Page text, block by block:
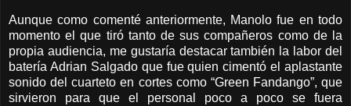
Aunque como comenté anteriormente, Manolo fue en todo
momento el que tiró tanto de sus compañeros como de la
propia audiencia, me gustaría destacar también la labor del
batería Adrian Salgado que fue quien cimentó el aplastante
sonido del cuarteto en cortes como “Green Fandango”, que
sirvieron para que el personal poco a poco se fuera